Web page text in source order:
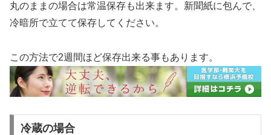
丸のままの場合は常温保存も出来ます。新聞紙に包んで、
冷暗所で立てて保存してください。
この方法で2週間ほど保存出来る事もあります。
冷蔵の場合